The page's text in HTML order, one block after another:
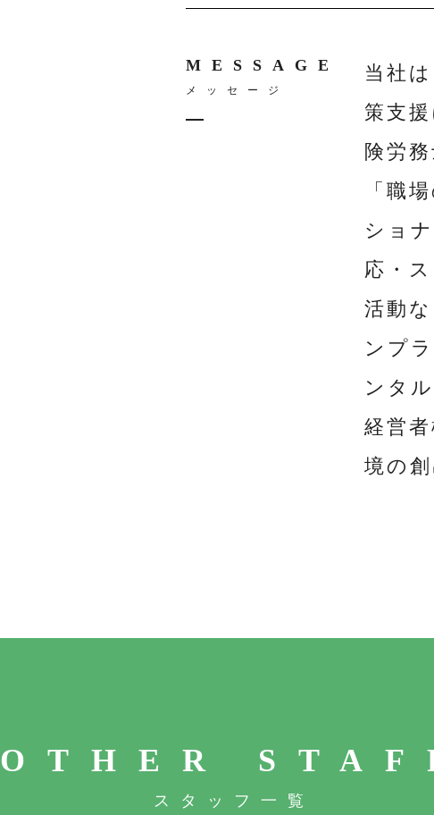
MESSAGE
メッセージ
当社
策支
険労
「職
ショ
応・
活動
ンプ
ンタ
経営
境の
OTHER
スタッフ一覧